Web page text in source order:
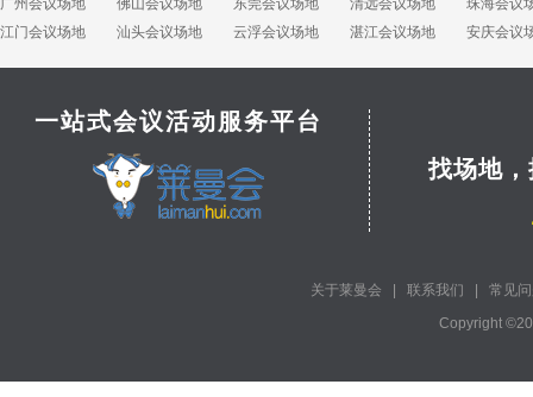
广州会议场地 佛山会议场地 东莞会议场地 清远会议场地
珠海会议
江门会议场地
汕头会议场地 云浮会议场地 湛江会议场地 安庆会议
一站式会议活动服务平台
找场地
关于莱曼会 联系我们
常见
Copyright